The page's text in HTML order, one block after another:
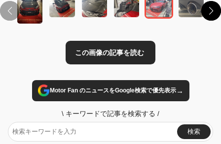
Motor Fan のニュースをGoogle検索で優先表示→
\ キーワードで記事を検索する /
検索